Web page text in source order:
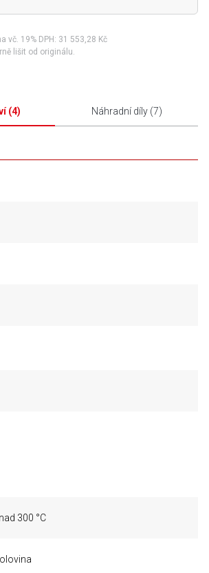
vč. 19% DPH: 31 553,28 Kč
lišit od originálu.
(4) Náhradní díly(7)
nad 300 °C